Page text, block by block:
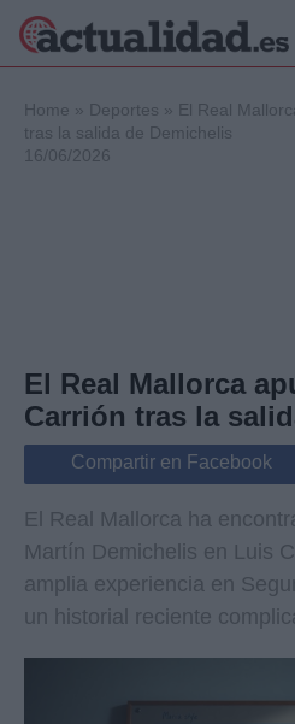
Internacional
Viajes
Home » Deportes » El Real
tras la salida de Demichelis
16/06/2026
El Real Mallorca
Carrión tras la
Compartir en Facebook
El Real Mallorca ha
Martín Demichelis en Luis
amplia experiencia en
un historial reciente